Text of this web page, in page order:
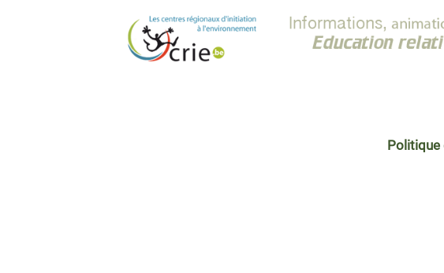
Politique